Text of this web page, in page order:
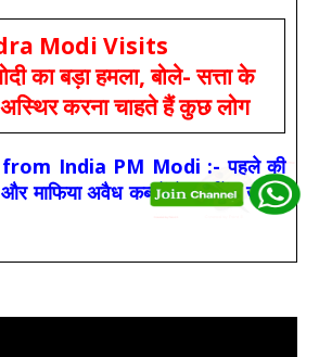
Modi Visits
का बड़ा हमला, बोले- सत्ता के
करना चाहते हैं कुछ लोग
India PM Modi :- पहले की
और माफिया अवैध कब्जों के टूर्नामेंट खेलते